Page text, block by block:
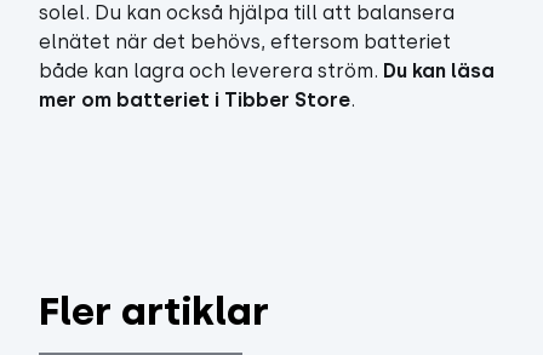
solel. Du kan också hjälpa till att balansera
elnätet när det behövs, eftersom batteriet
både kan lagra och leverera ström. Du kan läsa
mer om batteriet i Tibber Store.
Fler artiklar